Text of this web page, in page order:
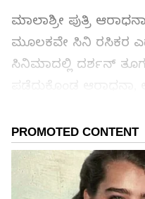
ಮಾಲಾಶ್ರೀ ಪುತ್ರಿ
ಮೂಲಕವೇ ಸಿನಿ ರಸಿಕರ
ಸಿನಿಮಾದಲ್ಲಿ ದರ್ಶನ್
ಸಮಗ್ರ ಸುದ್ದಿ ಮೂಲವನ್ನಾಗಿ
ಆಯ್ಕೆ